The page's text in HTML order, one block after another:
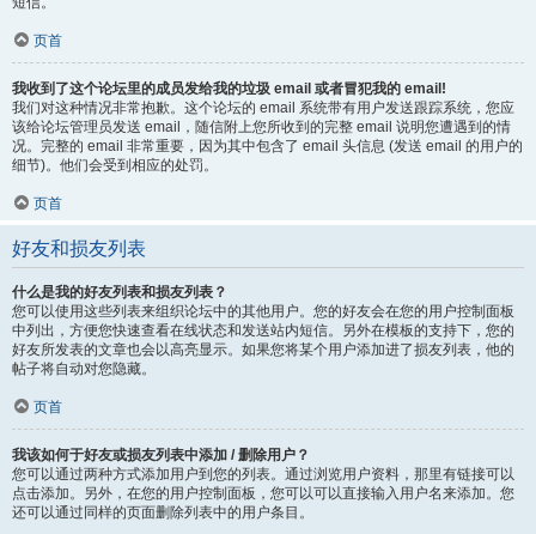
页首
我收到了这个论坛里的成员发给我的垃圾 email 或者冒犯我的 email!
我们对这种情况非常抱歉。这个论坛的 email 系统带有用户发送跟踪系统，您应
该给论坛管理员发送 email，随信附上您所收到的完整 email 说明您遭遇到的情
况。完整的 email 非常重要，因为其中包含了 email 头信息 (发送 email 的用户的
细节)。他们会受到相应的处罚。
页首
好友和损友列表
什么是我的好友列表和损友列表？
您可以使用这些列表来组织论坛中的其他用户。您的好友会在您的用户控制面板
中列出，方便您快速查看在线状态和发送站内短信。另外在模板的支持下，您的
好友所发表的文章也会以高亮显示。如果您将某个用户添加进了损友列表，他的
帖子将自动对您隐藏。
页首
我该如何于好友或损友列表中添加 / 删除用户？
您可以通过两种方式添加用户到您的列表。通过浏览用户资料，那里有链接可以
点击添加。另外，在您的用户控制面板，您可以可以直接输入用户名来添加。您
还可以通过同样的页面删除列表中的用户条目。